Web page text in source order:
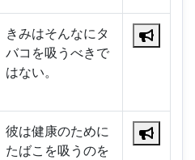
きみはそんなにタ
バコを吸うべきで
はない。
彼は健康のために
たばこを吸うのを